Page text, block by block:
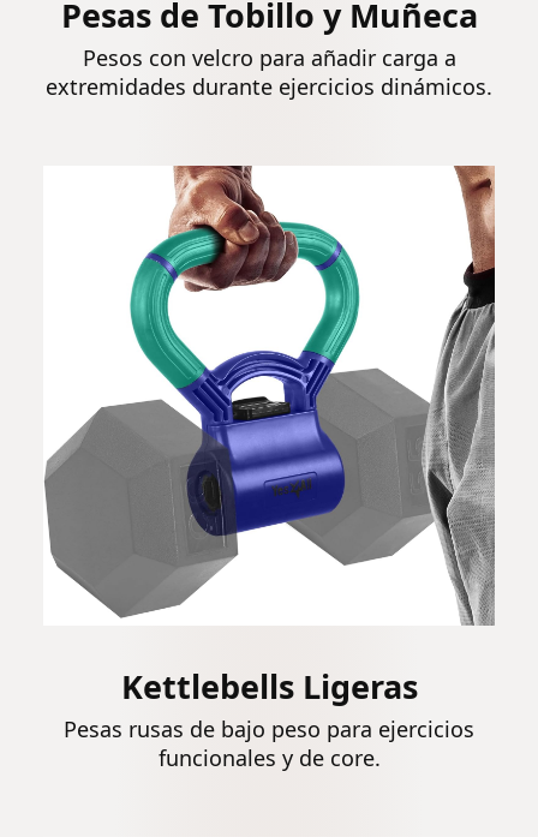
Pesas de Tobillo y Muñeca
Pesos con velcro para añadir carga a
extremidades durante ejercicios dinámicos.
Kettlebells Ligeras
Pesas rusas de bajo peso para ejercicios
funcionales y de core.